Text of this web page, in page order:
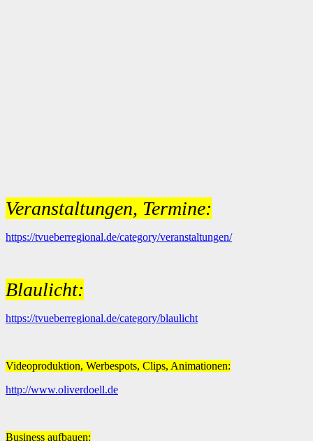
Veranstaltungen, Termine:
https://tvueberregional.de/category/veranstaltungen/
Blaulicht:
https://tvueberregional.de/category/blaulicht
Videoproduktion, Werbespots, Clips, Animationen:
http://www.oliverdoell.de
Business aufbauen: